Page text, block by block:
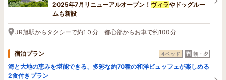
2025年7月リニューアルオープン！ ヴィラやドッグルー
ムも新設
JR旭駅からタクシーで約1０分 都心部からお車で約100分
宿泊プラン 4ベッド 朝・夕
海と大地の恵みを堪能できる、多彩な約70種の和洋ビュッフェが楽しめる
2食付きプラン